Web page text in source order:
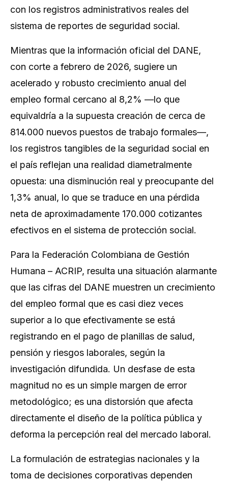
con los registros administrativos reales del
sistema de reportes de seguridad social.
Mientras que la información oficial del DANE,
con corte a febrero de 2026, sugiere un
acelerado y robusto crecimiento anual del
empleo formal cercano al 8,2% —lo que
equivaldría a la supuesta creación de cerca de
814.000 nuevos puestos de trabajo formales—,
los registros tangibles de la seguridad social en
el país reflejan una realidad diametralmente
opuesta: una disminución real y preocupante del
1,3% anual, lo que se traduce en una pérdida
neta de aproximadamente 170.000 cotizantes
efectivos en el sistema de protección social.
Para la Federación Colombiana de Gestión
Humana – ACRIP, resulta una situación alarmante
que las cifras del DANE muestren un crecimiento
del empleo formal que es casi diez veces
superior a lo que efectivamente se está
registrando en el pago de planillas de salud,
pensión y riesgos laborales, según la
investigación difundida. Un desfase de esta
magnitud no es un simple margen de error
metodológico; es una distorsión que afecta
directamente el diseño de la política pública y
deforma la percepción real del mercado laboral.
La formulación de estrategias nacionales y la
toma de decisiones corporativas dependen